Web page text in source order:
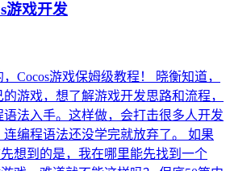
游戏开发
Cocos游戏保姆级教程！ 晓衡知道，
游戏，想了解游戏开发思路和流程，
法入手。这样做，会打击很多人开发
编程语法还没学完就放弃了。 如果
想到的是，我在哪里能先找到一个